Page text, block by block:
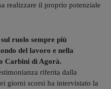
realizzare il proprio potenziale
ruolo sempre più
del lavoro e nella
Carbini di Agorà.
riferita dalla
giorni scorsi ha intervistato la